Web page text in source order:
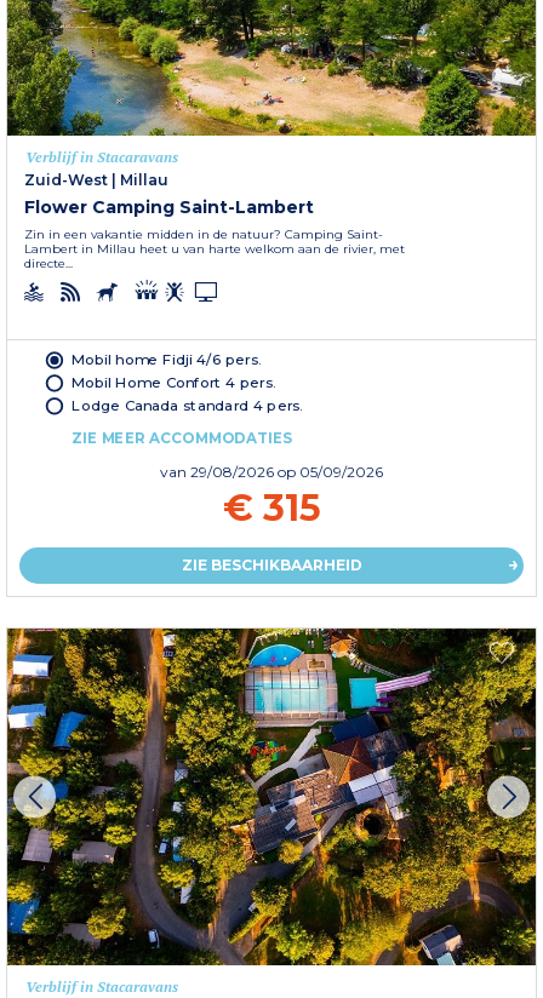
Verblijf in Stacaravans
Zuid-West | Millau
Flower Camping Saint-Lambert
Zin in een vakantie midden in de natuur? Camping Saint-
Lambert in Millau heet u van harte welkom aan de rivier, met
directe...
Mobil home Fidji 4/6 pers.
Mobil Home Confort 4 pers.
Lodge Canada standard 4 pers.
ZIE MEER ACCOMMODATIES
van 29/08/2026 op 05/09/2026
€ 315
ZIE BESCHIKBAARHEID
Verblijf in Stacaravans